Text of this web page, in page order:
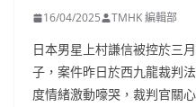
16/04/2025 TMHK 編輯部
日本男星上村謙信被控於三
子，案件昨日於西九龍裁判
度情緒激動嚎哭，裁判官關